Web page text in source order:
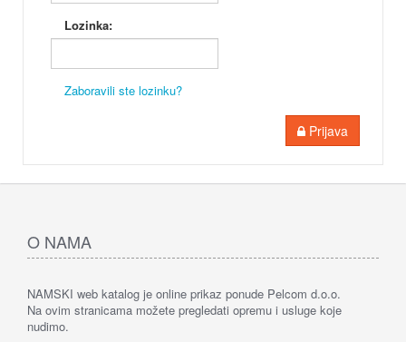
Lozinka:
Zaboravili ste lozinku?
Prijava
O NAMA
NAMSKI web katalog je online prikaz ponude Pelcom d.o.o.
Na ovim stranicama možete pregledati opremu i usluge koje
nudimo.